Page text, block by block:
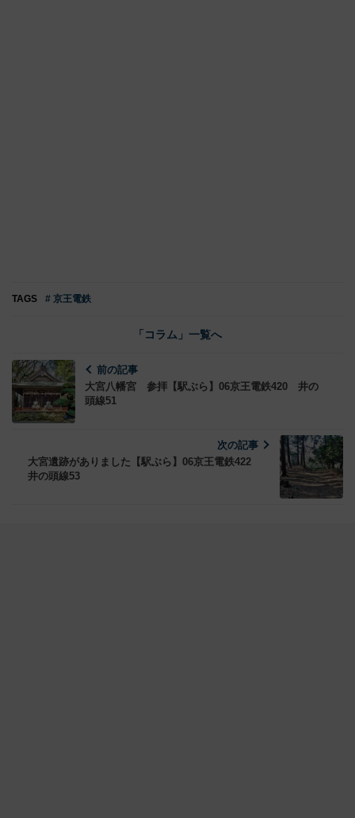
TAGS # 京王電鉄
「コラム」一覧へ
前の記事
大宮八幡宮 参拝【駅ぶら】06京王電鉄420 井の
頭線51
次の記事
大宮遺跡がありました【駅ぶら】06京王電鉄422
井の頭線53